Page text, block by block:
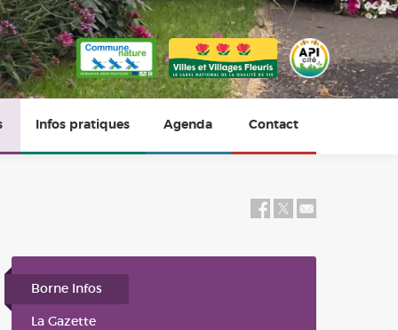
Infos pratiques
Révision du 26 février 2024
Agenda Contact
Borne Infos
La Gazette